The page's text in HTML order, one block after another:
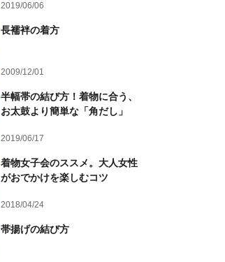
2019/06/06
長襦袢の着方
2009/12/01
半幅帯の結び方！着物に合う、
お太鼓より簡単な「角だし」
2019/06/17
着物女子会のススメ。大人女性
がおでかけを楽しむコツ
2018/04/24
帯揚げの結び方